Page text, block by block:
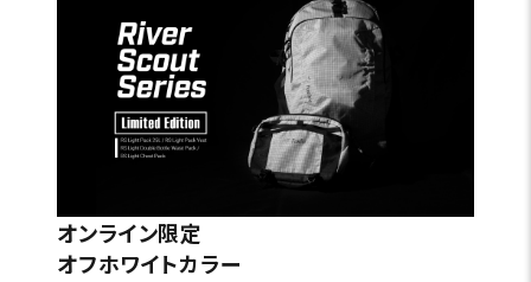
オンライン限定
オフホワイトカラー